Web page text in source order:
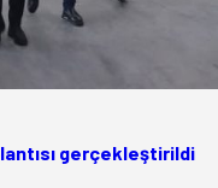
gerçekleştirildi